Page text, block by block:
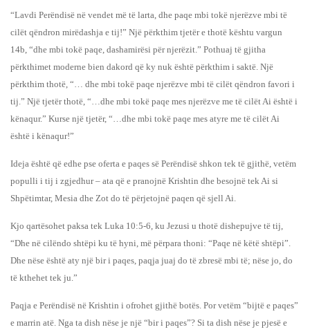
“Lavdi Perëndisë në vendet më të larta, dhe paqe mbi tokë njerëzve mbi të
cilët qëndron mirëdashja e tij!” Një përkthim tjetër e thotë kështu vargun
14b, “dhe mbi tokë paqe, dashamirësi për njerëzit.” Pothuaj të gjitha
përkthimet moderne bien dakord që ky nuk është përkthim i saktë. Një
përkthim thotë, “… dhe mbi tokë paqe njerëzve mbi të cilët qëndron favori i
tij.” Një tjetër thotë, “…dhe mbi tokë paqe mes njerëzve me të cilët Ai është i
kënaqur.” Kurse një tjetër, “…dhe mbi tokë paqe mes atyre me të cilët Ai
është i kënaqur!”
Ideja është që edhe pse oferta e paqes së Perëndisë shkon tek të gjithë, vetëm
populli i tij i zgjedhur – ata që e pranojnë Krishtin dhe besojnë tek Ai si
Shpëtimtar, Mesia dhe Zot do të përjetojnë paqen që sjell Ai.
Kjo qartësohet paksa tek Luka 10:5-6, ku Jezusi u thotë dishepujve të tij,
“Dhe në cilëndo shtëpi ku të hyni, më përpara thoni: “Paqe në këtë shtëpi”.
Dhe nëse është aty një bir i paqes, paqja juaj do të zbresë mbi të; nëse jo, do
të kthehet tek ju.”
Paqja e Perëndisë në Krishtin i ofrohet gjithë botës. Por vetëm “bijtë e paqes”
e marrin atë. Nga ta dish nëse je një “bir i paqes”? Si ta dish nëse je pjesë e